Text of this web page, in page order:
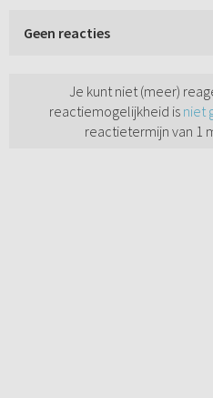
Geen reacties
Je kunt niet (meer)
reactiemogelijkheid is niet
reactietermijn van 1